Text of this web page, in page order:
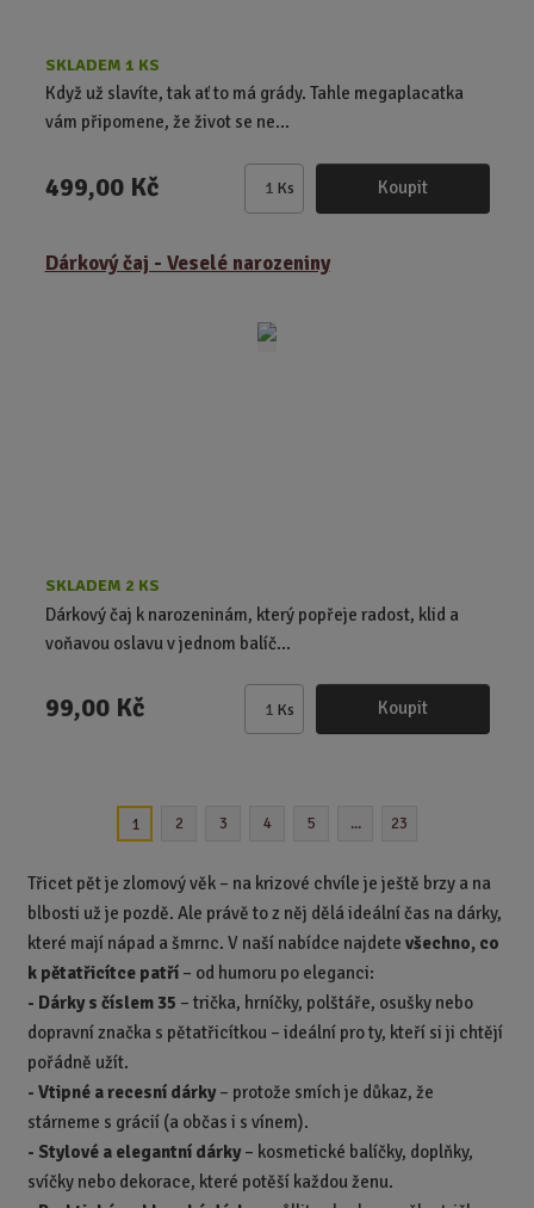
SKLADEM 1 KS
Když už slavíte, tak ať to má grády. Tahle megaplacatka
vám připomene, že život se ne...
499,00 Kč
Z
n
t
Ks Koupit
Dárkový čaj - Veselé narozeniny
SKLADEM 2 KS
Dárkový čaj k narozeninám, který popřeje radost, klid a
voňavou oslavu v jednom balíč...
99,00 Kč
Z
p
č
t
Ks Koupit
1 2 3 4 5 ... 23
Třicet pět je zlomový věk – na krizové chvíle je ještě brzy a na
blbosti už je pozdě. Ale právě to z něj dělá ideální čas na dárky,
které mají nápad a šmrnc. V naší nabídce najdete všechno, co
k pětatřicítce patří– od humoru po eleganci:
- Dárky s číslem 35 – trička, hrníčky, polštáře, osušky nebo
dopravní značka s pětatřicítkou – ideální pro ty, kteří si ji chtějí
pořádně užít.
- Vtipné a recesní dárky– protože smích je důkaz, že
stárneme s grácií (a občas i s vínem).
- Stylové a elegantní dárky– kosmetické balíčky, doplňky,
svíčky nebo dekorace, které potěší každou ženu.